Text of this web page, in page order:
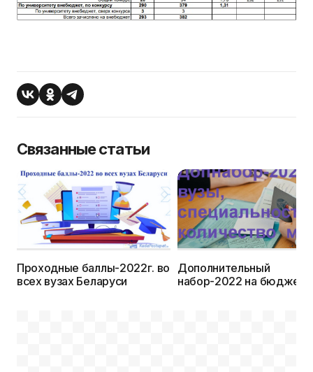
Связанные статьи
Проходные баллы-2022г. во
всех вузах Беларуси
Дополнительный
набор-2022 на бюджет: